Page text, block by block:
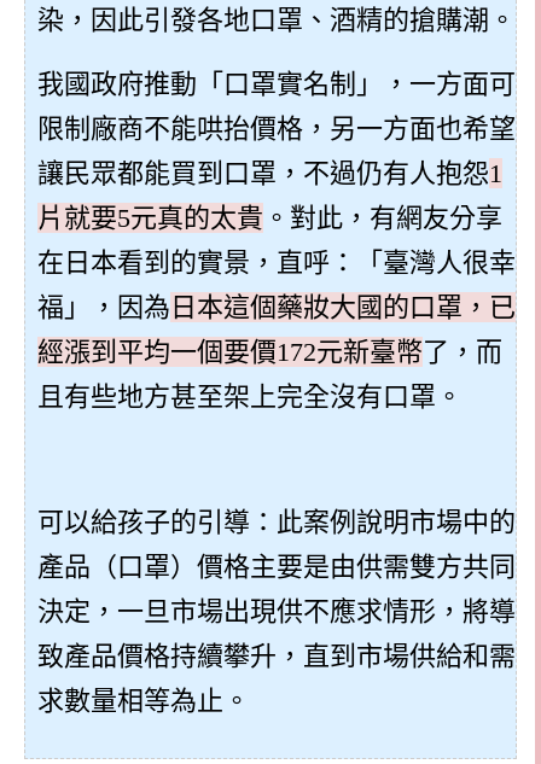
染，因此引發各地口罩、酒精的搶購潮。
我國政府推動「口罩實名制」，一方面可
限制廠商不能哄抬價格，另一方面也希望
讓民眾都能買到口罩，不過仍有人抱怨1
片就要5元真的太貴 。對此，有網友分享
在日本看到的實景，直呼：「臺灣人很幸
福」，因為 日本這個藥妝大國的口罩，已
經漲到平均一個要價172元新臺幣了，而
且有些地方甚至架上完全沒有口罩。
可以給孩子的引導：此案例說明市場中的
產品（口罩）價格主要是由供需雙方共同
決定，一旦市場出現供不應求情形，將導
致產品價格持續攀升，直到市場供給和需
求數量相等為止。